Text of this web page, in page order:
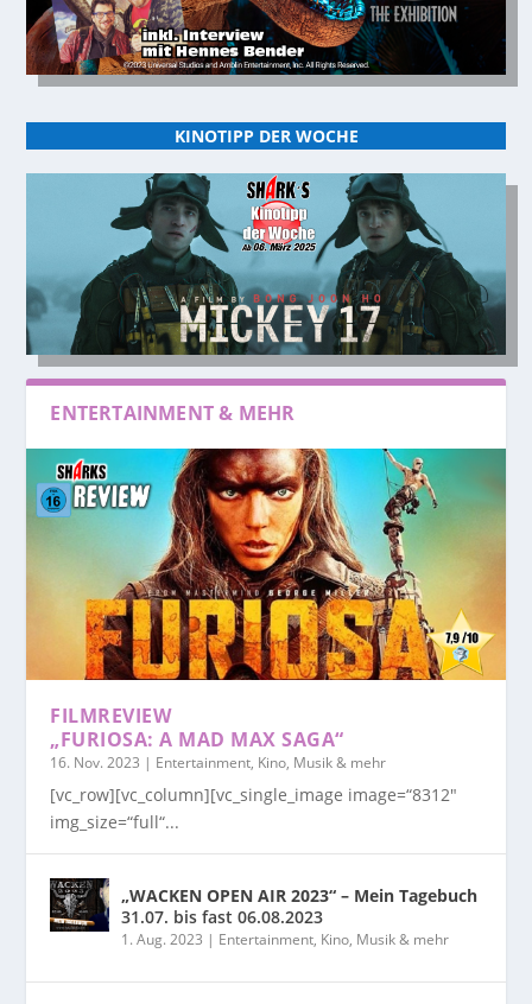
KINOTIPP DER WOCHE
ENTERTAINMENT & MEHR
FILMREVIEW
„FURIOSA: A MAD MAX SAGA“
16. Nov. 2023 | Entertainment, Kino, Musik & mehr
[vc_row][vc_column][vc_single_image image=“8312″
img_size=“full“...
„WACKEN OPEN AIR 2023“ – Mein Tagebuch
31.07. bis fast 06.08.2023
1. Aug. 2023 | Entertainment, Kino, Musik & mehr